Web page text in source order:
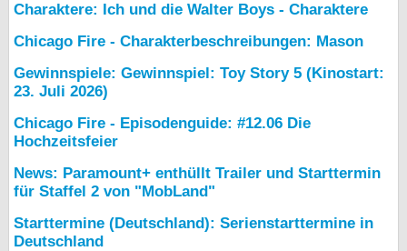
Charaktere: Ich und die Walter Boys - Charaktere
Chicago Fire - Charakterbeschreibungen: Mason
Gewinnspiele: Gewinnspiel: Toy Story 5 (Kinostart:
23. Juli 2026)
Chicago Fire - Episodenguide: #12.06 Die
Hochzeitsfeier
News: Paramount+ enthüllt Trailer und Starttermin
für Staffel 2 von "MobLand"
Starttermine (Deutschland): Serienstarttermine in
Deutschland